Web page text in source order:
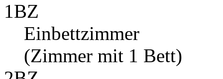
1BZ
Einbettzimmer
(Zimmer mit 1 Bett)